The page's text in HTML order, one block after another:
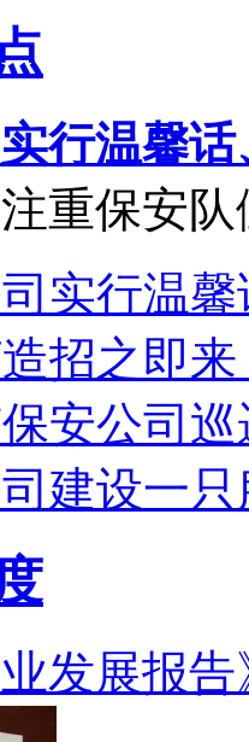
行温馨
重保安
实行温馨
招之即来
安公司巡
建设一只
业发展报